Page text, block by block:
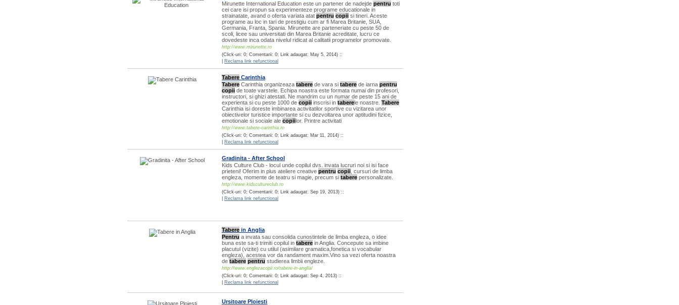
Mirunette International Education este un partener de nadejde pentru toti
cei care isi propun sa experimenteze programe educationale in
strainatate, avand o oferta variata atat pentru copii si tineri. Aceste
programe au loc in tari de prestigiu cum ar fi Marea Britanie, SUA,
Germania, Franta, Spania. Mirunette are parteneriate cu peste 50 de
scoli, licee sau universitati din Marea Britanie acreditate, lucru ce
dovedeste inca odata nivelul ridicat al calitatii programelor promovate.
http://www.mirunette.ro
(Click-uri: 0; Comentarii: 0; Link adaugat: May 5, 2014) ::
Reclama link nefunctional
Tabere Carinthia
Tabere Carinthia organizeaza tabere de vara si tabere de iarna pentru
copii de toate varstele. Echipa noastra este formata numai din profesori,
instructori, si ghizi atestati. Ne mandrim cu un numar de peste 15 ani de
experienta si cu peste 1000 de copii inscrisi in taberele noastre. Tabere
Carinthia isi doreste imbinarea activitatilor sportive cu vizitarea unor
obiectivelor turistice importante si cu dezvoltarea unor aptitudini fizice,
emotionale si sociale ale copiilor. Printre activitati
http://www.tabere-carinthia.ro
(Click-uri: 0; Comentarii: 0; Link adaugat: Mar 11, 2014) ::
Reclama link nefunctional
Gradinita - After School
Kids Culture Club - locul unde copilul dvs. invata lucruri noi si isi face
prieteni! Oferim in plus ateliere creative pentru copii , cursuri de limba
engleza, momente de teatru si magie, precum si tabere personalizate.
http://www.kidscultureclub.ro
(Click-uri: 0; Comentarii: 0; Link adaugat: Sep 19, 2013) ::
Reclama link nefunctional
Tabere in Anglia
Pentru a invata sau consolida cunostintele de limba engleza, o idee
buna este sa-ti trimiti copilul in tabere in Anglia. Concepute sa imbine
placutul (vizite) cu utilul (asimilare gramatica,fonetica si vocabular
engleza), acestea vor da randament maxim.Vino sa vezi oferta noastra
de tabere pentru studierea limbii engleze.
http://www.englezacopii.ro/tabere-in-anglia/
(Click-uri: 0; Comentarii: 0; Link adaugat: Sep 4, 2013) ::
Reclama link nefunctional
Ursitoare Ploiesti